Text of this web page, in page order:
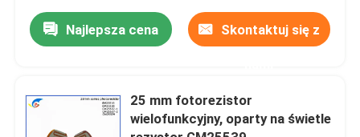
Najlepsza cena Skontaktuj się z
25 mm fotorezistor
wielofunkcyjny, oparty na świetle